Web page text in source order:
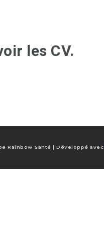
les CV.
Rainbow Santé | Développé avec